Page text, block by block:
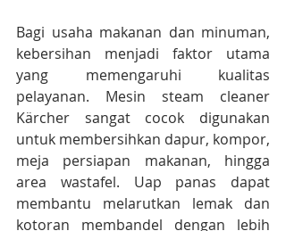
Bagi usaha makanan dan minuman,
kebersihan menjadi faktor utama
yang memengaruhi kualitas
pelayanan. Mesin steam cleaner
Kärcher sangat cocok digunakan
untuk membersihkan dapur, kompor,
meja persiapan makanan, hingga
area wastafel. Uap panas dapat
membantu melarutkan lemak dan
kotoran membandel dengan lebih